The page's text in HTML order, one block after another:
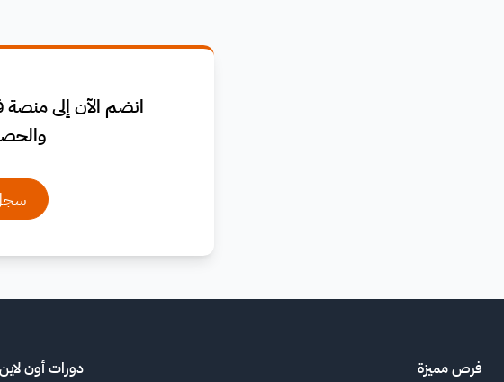
انضم الآن إلى
فرص مميزة
دورات أون